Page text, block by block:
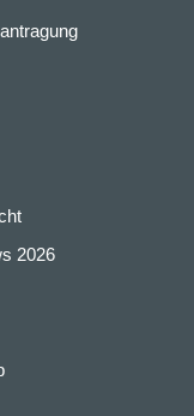
2026